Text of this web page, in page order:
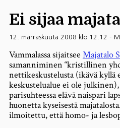
Ei sijaa
12. marraskuuta 2008 klo 12.12 -
Vammalassa sijaitsee Majatalo
samanniminen “kristillinen
nettikeskustelusta (ikävä kyllä
keskustelualue ei ole
parisuhteessa elävä naispari
huonetta kyseisestä
ilmoitettu, että homo- ja